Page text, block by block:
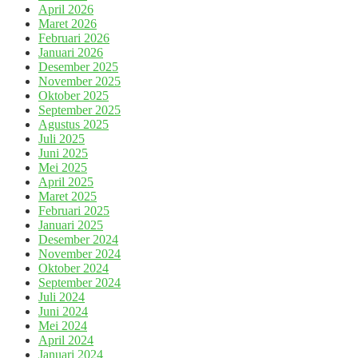
April 2026
Maret 2026
Februari 2026
Januari 2026
Desember 2025
November 2025
Oktober 2025
September 2025
Agustus 2025
Juli 2025
Juni 2025
Mei 2025
April 2025
Maret 2025
Februari 2025
Januari 2025
Desember 2024
November 2024
Oktober 2024
September 2024
Juli 2024
Juni 2024
Mei 2024
April 2024
Januari 2024